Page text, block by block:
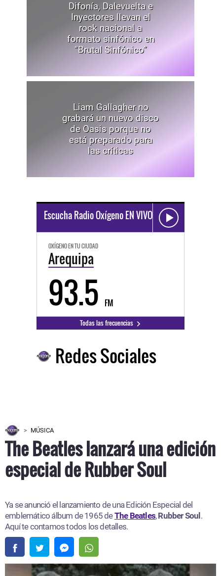
Difonía, Dalevuelta e
Inyectores llevan el
rock nacional a
formato sinfónico en
“Brutal Sinfónico”
Liam Gallagher no
grabará un nuevo disco
de Oasis porque no
está preparado para
las críticas
Escucha Radio Oxígeno EN VIVO
OXÍGENO EN TU CIUDAD
Arequipa
93.5 FM
Todas las frecuencias
Redes Sociales
MÚSICA
The Beatles lanzará una edición
especial de Rubber Soul
Ya se anunció el lanzamiento de una Edición Especial del
emblemático álbum de 1965 deThe Beatles,Rubber Soul .
Aquí te contamos todos los detalles.